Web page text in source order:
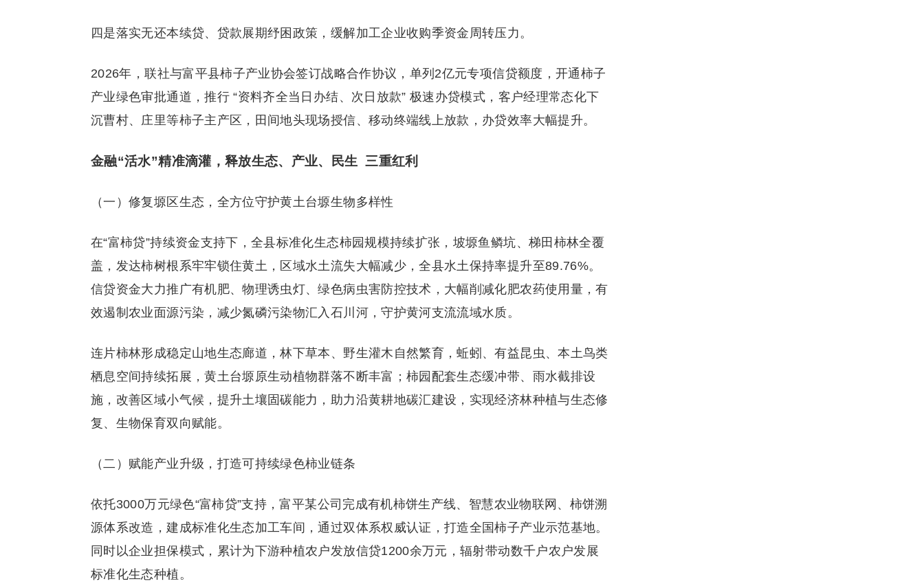
四是落实无还本续贷、贷款展期纾困政策，缓解加工企业收购季资金周转压力。
2026年，联社与富平县柿子产业协会签订战略合作协议，单列2亿元专项信贷额度，开通柿子
产业绿色审批通道，推行 “资料齐全当日办结、次日放款” 极速办贷模式，客户经理常态化下
沉曹村、庄里等柿子主产区，田间地头现场授信、移动终端线上放款，办贷效率大幅提升。
金融“活水”精准滴灌，释放生态、产业、民生 三重红利
（一）修复塬区生态，全方位守护黄土台塬生物多样性
在“富柿贷”持续资金支持下，全县标准化生态柿园规模持续扩张，坡塬鱼鳞坑、梯田柿林全覆
盖，发达柿树根系牢牢锁住黄土，区域水土流失大幅减少，全县水土保持率提升至89.76%。
信贷资金大力推广有机肥、物理诱虫灯、绿色病虫害防控技术，大幅削减化肥农药使用量，有
效遏制农业面源污染，减少氮磷污染物汇入石川河，守护黄河支流流域水质。
连片柿林形成稳定山地生态廊道，林下草本、野生灌木自然繁育，蚯蚓、有益昆虫、本土鸟类
栖息空间持续拓展，黄土台塬原生动植物群落不断丰富；柿园配套生态缓冲带、雨水截排设
施，改善区域小气候，提升土壤固碳能力，助力沿黄耕地碳汇建设，实现经济林种植与生态修
复、生物保育双向赋能。
（二）赋能产业升级，打造可持续绿色柿业链条
依托3000万元绿色“富柿贷”支持，富平某公司完成有机柿饼生产线、智慧农业物联网、柿饼溯
源体系改造，建成标准化生态加工车间，通过双体系权威认证，打造全国柿子产业示范基地。
同时以企业担保模式，累计为下游种植农户发放信贷1200余万元，辐射带动数千户农户发展
标准化生态种植。